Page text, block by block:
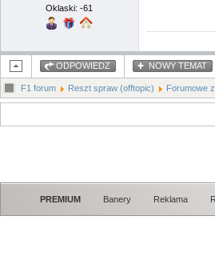
Oklaski: -61
ODPOWIEDZ NOWY TEMAT
F1 forum Reszt spraw (offtopic) Forumowe
PREMIUM Banery Reklama